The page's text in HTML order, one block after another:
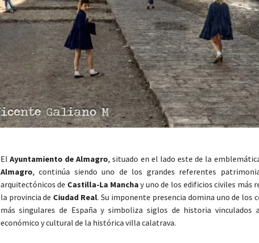
El Ayuntamiento de Almagro, situado en el lado este de la
Almagro, continúa siendo uno de los grandes referentes
arquitectónicos de Castilla-La Mancha y uno de los edificios civiles más
la provincia de Ciudad Real. Su imponente presencia domina uno de los
más singulares de España y simboliza siglos de historia vinculados
económico y cultural de la histórica villa calatrava.